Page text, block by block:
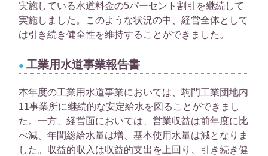
実施している水道料金の5パーセント割引を継続して
実施しました。このような状況の中、経営全体として
は引き続き健全性を維持することができました。
工業用水道事業報告書
本年度の工業用水道事業においては、駒門工業団地内
11事業所に継続的な安定給水を図ることができまし
た。一方、経営面においては、営業収益は前年度に比
べ減、年間総給水量は増、基本使用水量は減となりま
した。収益的収入は収益的支出を上回り、引き続き健